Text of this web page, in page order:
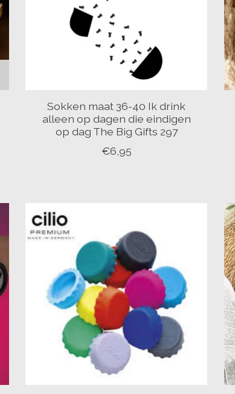
Sokken maat 36-40 Ik drink
alleen op dagen die eindigen
op dag The Big Gifts 297
€6,95